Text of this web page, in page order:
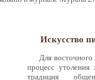
Искусство
Для восточного
процесс
традиция